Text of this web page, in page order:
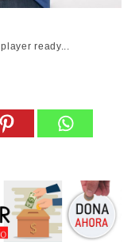
player ready...